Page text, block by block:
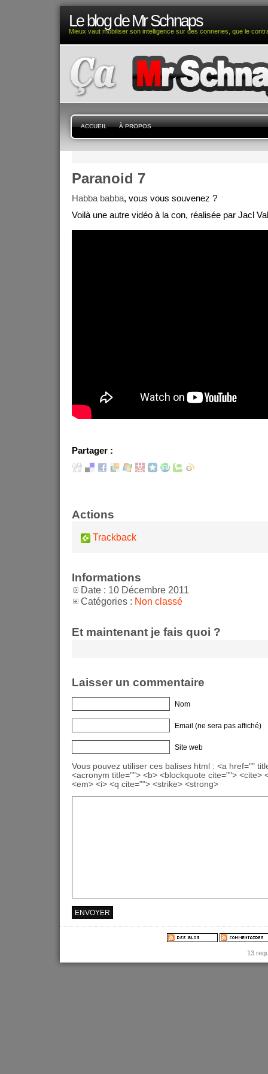
Le blog de Mr Schnaps
Mieux vaut mobiliser son intelligence sur des conneries, que le
ACCUEIL À PROPOS
Paranoid 7
Habba babba, vous vous souvenez ?
Voilà une autre vidéo à la con, réalisée par Jacl
Partager :
Actions
Trackback
Informations
Date : 10 Décembre 2011
Catégories : Non classé
Et maintenant je fais quoi ?
Laisser un commentaire
Nom
Email (ne sera pas affiché)
Site web
Vous pouvez utiliser ces balises html : <a href=""
<acronym title=""> <b> <blockquote cite=""> <cite>
<em> <i> <q cite=""> <strike> <strong>
13